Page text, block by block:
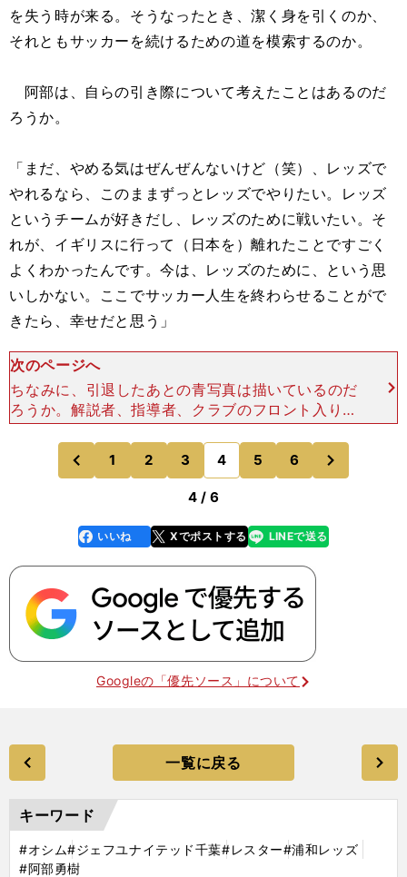
を失う時が来る。そうなったとき、潔く身を引くのか、
それともサッカーを続けるための道を模索するのか。
阿部は、自らの引き際について考えたことはあるのだ
ろうか。
「まだ、やめる気はぜんぜんないけど（笑）、レッズで
やれるなら、このままずっとレッズでやりたい。レッズ
というチームが好きだし、レッズのために戦いたい。そ
れが、イギリスに行って（日本を）離れたことですごく
よくわかったんです。今は、レッズのために、という思
いしかない。ここでサッカー人生を終わらせることがで
きたら、幸せだと思う」
次のページへ
ちなみに、引退したあとの青写真は描いているのだ
ろうか。解説者、指導者、クラブのフロント入り、
あるいはタレントなど、いろいろな道がある。「テ
レビ（の解説など）で話をするとか、１％も向いて
いるとは思わない
前
のページへ
1 2 3 4 5 6
のページへ
4 / 6
faceboo
k
いいね Xでポストする
line LINEで送る
Googleの「優先ソース」について
一覧に戻る
キーワード
#オシム#ジェフユナイテッド千葉#レスター#浦和レッズ
#阿部勇樹